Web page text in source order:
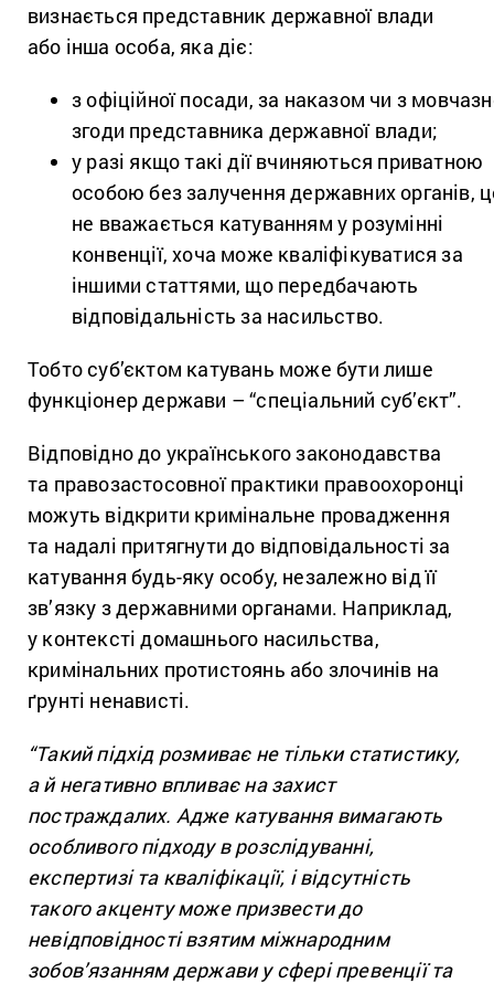
визнається представник державної влади
або інша особа, яка діє:
з офіційної посади, за наказом чи з
згоди представника державної влади;
у разі якщо такі дії вчиняються приватною
особою без залучення державних органів,
не вважається катуванням у розумінні
конвенції, хоча може кваліфікуватися за
іншими статтями, що передбачають
відповідальність за насильство.
Тобто суб’єктом катувань може бути лише
функціонер держави – “спеціальний суб’єкт”.
Відповідно до українського законодавства
та правозастосовної практики правоохоронці
можуть відкрити кримінальне провадження
та надалі притягнути до відповідальності за
катування будь-яку особу, незалежно від її
зв’язку з державними органами. Наприклад,
у контексті домашнього насильства,
кримінальних протистоянь або злочинів на
ґрунті ненависті.
“Такий підхід розмиває не тільки статистику,
а й негативно впливає на захист
постраждалих. Адже катування вимагають
особливого підходу в розслідуванні,
експертизі та кваліфікації, і відсутність
такого акценту можепризвести до
невідповідності взятим міжнародним
зобов’язанням держави у сфері превенції та